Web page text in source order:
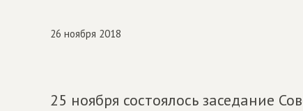
26 ноября 2018
25 ноября состоялось заседание